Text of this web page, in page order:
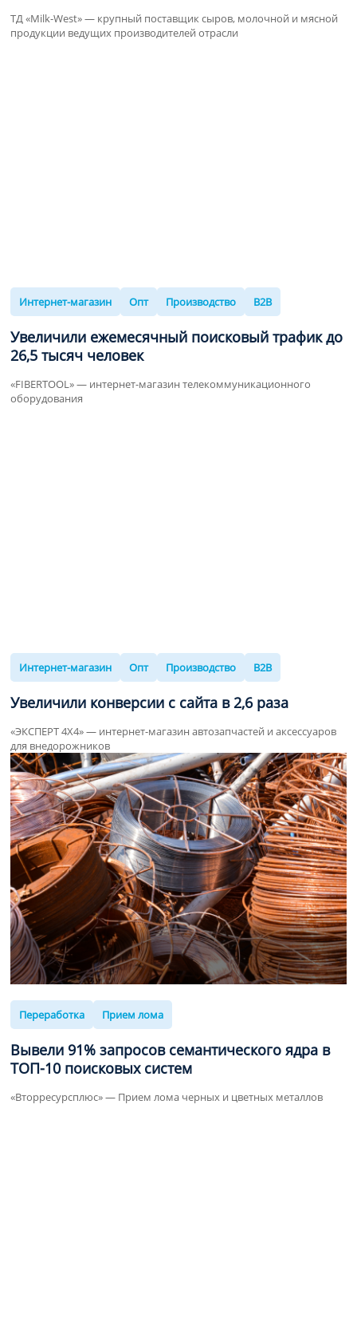
ТД «Milk-West» — крупный поставщик сыров, молочной и мясной
продукции ведущих производителей отрасли
Интернет-магазин Опт Производство B2B
Увеличили ежемесячный поисковый трафик до
26,5 тысяч человек
«FIBERTOOL» — интернет-магазин телекоммуникационного
оборудования
Интернет-магазин Опт Производство B2B
Увеличили конверсии с сайта в2,6раза
«ЭКСПЕРТ 4Х4» — интернет-магазин автозапчастей и аксессуаров
для внедорожников
Переработка Прием лома
Вывели 91% запросов семантического ядра в
ТОП-10поисковых систем
«Вторресурсплюс» — Прием лома черных и цветных металлов